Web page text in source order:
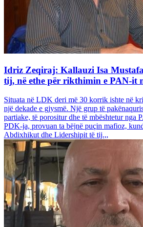
Idriz Zeqiraj: Kallauzi Isa
tij, në ethe për rikthimin e PAN-it
Situata në LDK deri më 30 korrik ishte në
një dekade e gjysmë. Një grup të
partiake, të porositur dhe të mbështetur nga
PDK-ja, provuan ta bëjnë puçin mafioz,
Abdixhikut dhe Lidershipit të tij.,,